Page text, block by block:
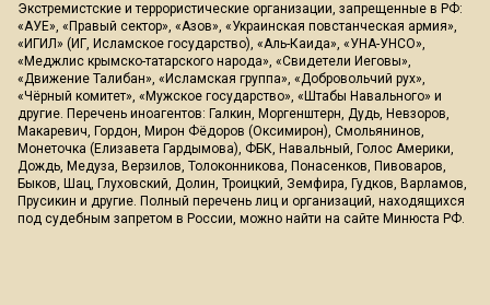
Экстремистские и террористические организации, запрещенные в РФ:
«АУЕ», «Правый сектор», «Азов», «Украинская повстанческая армия»,
«ИГИЛ» (ИГ, Исламское государство), «Аль-Каида», «УНА-УНСО»,
«Меджлис крымско-татарского народа», «Свидетели Иеговы»,
«Движение Талибан», «Исламская группа», «Добровольчий рух»,
«Чёрный комитет», «Мужское государство», «Штабы Навального» и
другие. Перечень иноагентов: Галкин, Моргенштерн, Дудь, Невзоров,
Макаревич, Гордон, Мирон Фёдоров (Оксимирон), Смольянинов,
Монеточка (Елизавета Гардымова), ФБК, Навальный, Голос Америки,
Дождь, Медуза, Верзилов, Толоконникова, Понасенков, Пивоваров,
Быков, Шац, Глуховский, Долин, Троицкий, Земфира, Гудков, Варламов,
Прусикин и другие. Полный перечень лиц и организаций, находящихся
под судебным запретом в России, можно найти на сайте Минюста РФ.